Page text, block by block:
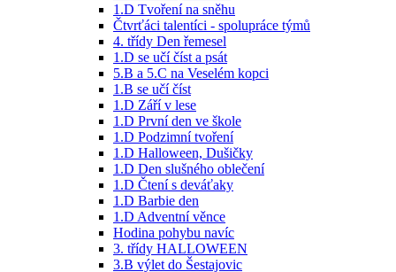
1.D Tvoření na sněhu
Čtvrťáci talentíci - spolupráce týmů
4. třídy Den řemesel
1.D se učí číst a psát
5.B a 5.C na Veselém kopci
1.B se učí číst
1.D Září v lese
1.D První den ve škole
1.D Podzimní tvoření
1.D Halloween, Dušičky
1.D Den slušného oblečení
1.D Čtení s deváťaky
1.D Barbie den
1.D Adventní věnce
Hodina pohybu navíc
3. třídy HALLOWEEN
3.B výlet do Šestajovic